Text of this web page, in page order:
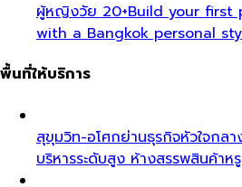
ผู้หญิงวัย 20+Build your first
with a Bangkok personal
พื้นที่ให้บริการ
สุขุมวิท-อโศกย่านธุรกิจหัวใจกล
บริหารระดับสูง ห้างสรรพสินค้าห